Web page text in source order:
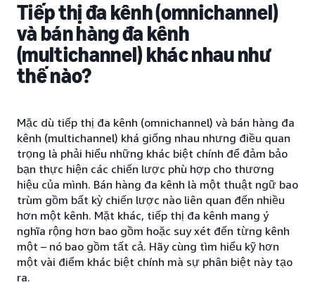
Tiếp thị đa kênh (omnichannel)
và bán hàng đa kênh
(multichannel) khác nhau như
thế nào?
Mặc dù tiếp thị đa kênh (omnichannel) và bán hàng đa
kênh (multichannel) khá giống nhau nhưng điều quan
trọng là phải hiểu những khác biệt chính để đảm bảo
bạn thực hiện các chiến lược phù hợp cho thương
hiệu của mình. Bán hàng đa kênh là một thuật ngữ bao
trùm gồm bất kỳ chiến lược nào liên quan đến nhiều
hơn một kênh. Mặt khác, tiếp thị đa kênh mang ý
nghĩa rộng hơn bao gồm hoặc suy xét đến từng kênh
một – nó bao gồm tất cả. Hãy cùng tìm hiểu kỹ hơn
một vài điểm khác biệt chính mà sự phân biệt này tạo
ra.